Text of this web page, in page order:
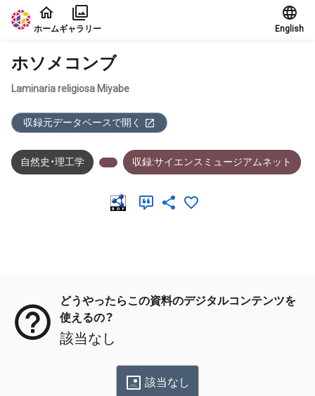
本文に飛ぶ
ホームギャラリー English
ホソメコンブ
Laminaria religiosa Miyabe
収録元データベースで開く
自然史・理工学 収録:サイエンスミュージアムネット
どうやったらこの資料のデジタルコンテンツを
使えるの？
該当なし
該当なし